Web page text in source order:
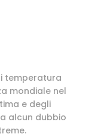
temperatura
mondiale nel
e degli
alcun dubbio